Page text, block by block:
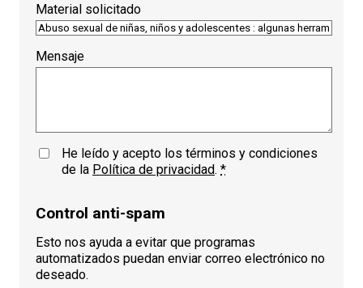
Material solicitado
Mensaje
He leído y acepto los términos y condiciones
de la Política de privacidad. *
Control anti-spam
Esto nos ayuda a evitar que programas
automatizados puedan enviar correo electrónico no
deseado.